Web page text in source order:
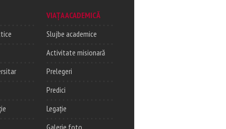
VIAȚA ACADEMICĂ
Slujbe academice
Activitate misionară
Prelegeri
Predici
Legație